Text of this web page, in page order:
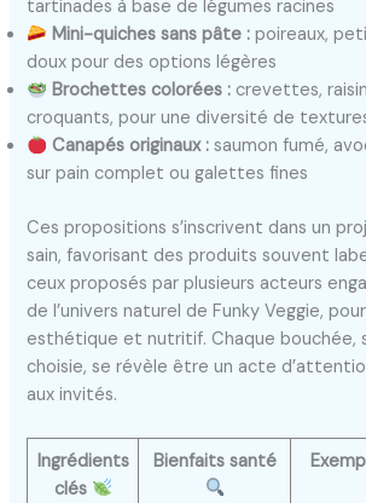
tartinades à base de légumes racines
Mini-quiches sans pâte : poireaux,
doux pour des options légères
Brochettes colorées : crevettes,
croquants, pour une diversité de
Canapés originaux : saumon fumé,
sur pain complet ou galettes fines
Ces propositions s’inscrivent dans un
sain, favorisant des produits souvent
ceux proposés par plusieurs acteurs
de l’univers naturel de Funky Veggie,
esthétique et nutritif. Chaque bouchée,
choisie, se révèle être un acte
aux invités.
Ingrédients
clés
Bienfaits santé